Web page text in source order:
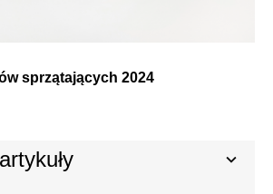
sprzątających 2024